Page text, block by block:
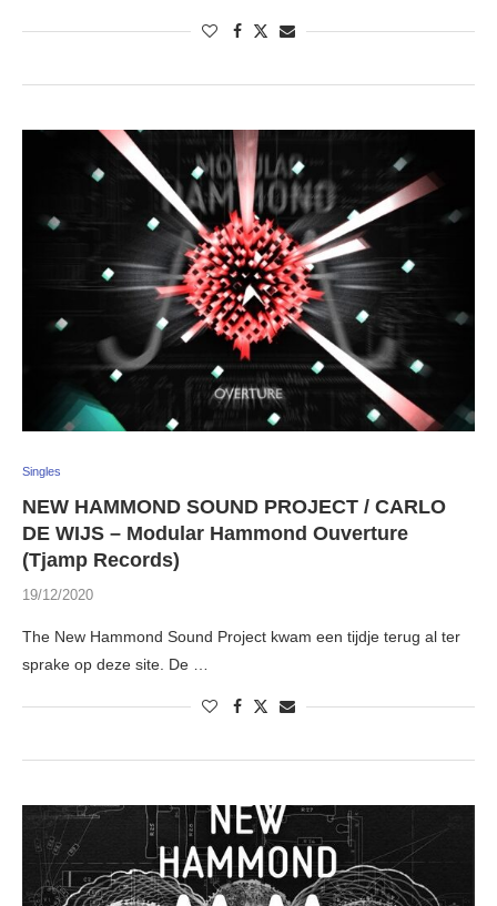
Singles
NEW HAMMOND SOUND PROJECT / CARLO
DE WIJS – Modular Hammond Ouverture
(Tjamp Records)
19/12/2020
The New Hammond Sound Project kwam een tijdje terug al ter
sprake op deze site. De …